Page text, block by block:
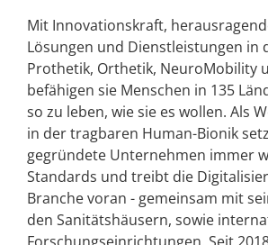
Mit Innovationskraft,
Lösungen und Dienstleistungen in
Prothetik, Orthetik, NeuroMobility
befähigen sie Menschen in 135
so zu leben, wie sie es wollen. Als
in der tragbaren Human-Bionik
gegründete Unternehmen immer
Standards und treibt die
Branche voran - gemeinsam mit
den Sanitätshäusern, sowie